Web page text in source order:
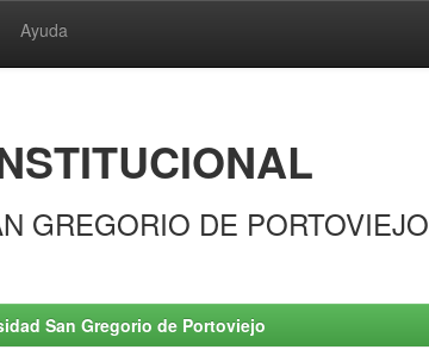
Ayuda
GREGORIO DE PORTOVIEJO
San Gregorio de Portoviejo